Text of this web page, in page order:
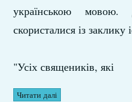
українською мовою.
скористалися із заклику
"Усіх священиків, які
Читати далі